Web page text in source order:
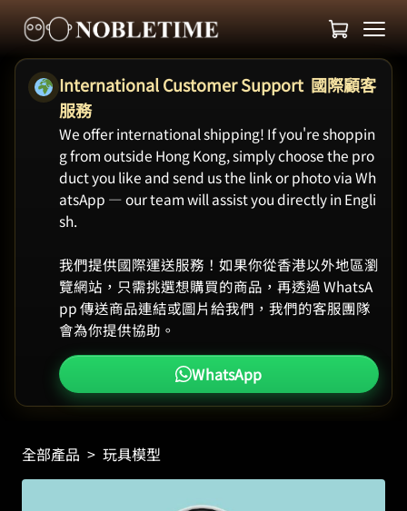
International Customer Support 國際顧客
服務
We offer international shipping! If you're shoppin
g from outside Hong Kong, simply choose the pro
duct you like and send us the link or photo via Wh
atsApp — our team will assist you directly in Engli
sh.
我們提供國際運送服務！如果你從香港以外地區瀏
覽網站，只需挑選想購買的商品，再透過 WhatsA
pp 傳送商品連結或圖片給我們，我們的客服團隊
會為你提供協助。
WhatsApp
全部產品 > 玩具模型